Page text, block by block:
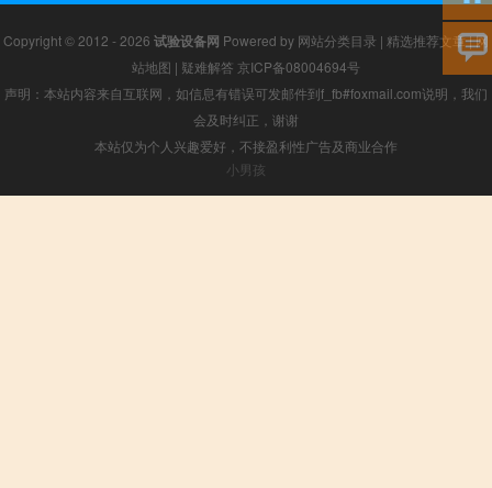
Copyright © 2012 - 2026 试验设备网 Powered by 网站分类目录 | 精选推荐文章|网
站地图 | 疑难解答 京ICP备08004694号
声明：本站内容来自互联网，如信息有错误可发邮件到f_fb#foxmail.com说明，我们
会及时纠正，谢谢
本站仅为个人兴趣爱好，不接盈利性广告及商业合作
小男孩